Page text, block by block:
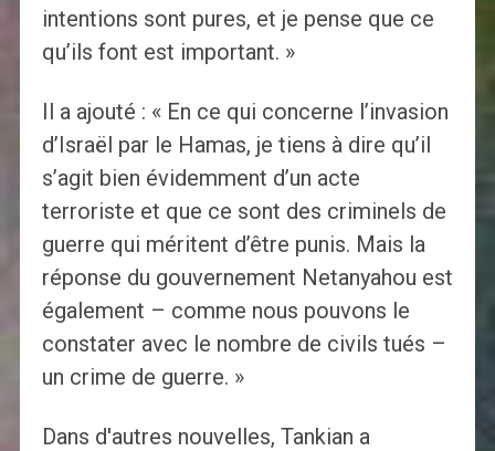
intentions sont pures, et je pense que ce
qu’ils font est important. »
Il a ajouté : « En ce qui concerne l’invasion
d’Israël par le Hamas, je tiens à dire qu’il
s’agit bien évidemment d’un acte
terroriste et que ce sont des criminels de
guerre qui méritent d’être punis. Mais la
réponse du gouvernement Netanyahou est
également – ​​comme nous pouvons le
constater avec le nombre de civils tués –
un crime de guerre. »
Dans d'autres nouvelles, Tankian a